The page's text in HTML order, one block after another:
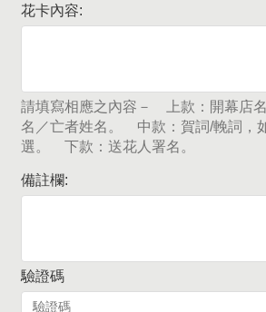
花卡內容:
請填寫相應之內容－ 上款：開幕店
名／亡者姓名。 中款：賀詞/輓詞，
選。 下款：送花人署名。
備註欄:
驗證碼